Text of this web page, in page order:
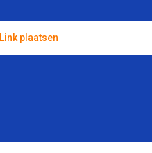
Link plaatsen